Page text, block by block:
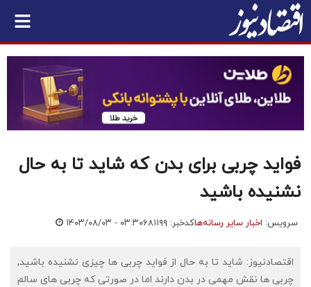
فواید چربی‌ برای بدن که شاید تا به حال
نشنیده باشید
سرویس: اخبار سایر رسانه‌هاکدخبر: ۶۸۱۱۹۹ ۱۴۰۳/۰۸/۰۳ - ۰۳:۳۰
اقتصادنیوز: شاید تا به حال از فواید چربی ها چیزی نشنیده باشید,
چربی ها نقش مهمی در بدن دارند اما در صورتی که چربی های سالم